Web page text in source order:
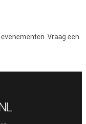
Vraag een